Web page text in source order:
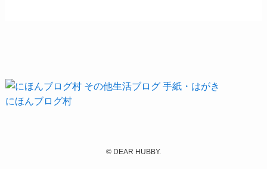
にほんブログ村
© DEAR HUBBY.